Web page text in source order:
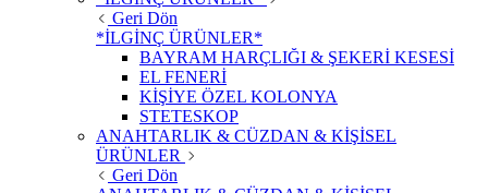
Geri Dön
*İLGİNÇ ÜRÜNLER*
BAYRAM HARÇLIĞI & ŞEKERİ KESESİ
EL FENERİ
KİŞİYE ÖZEL KOLONYA
STETESKOP
ANAHTARLIK & CÜZDAN & KİŞİSEL
ÜRÜNLER
Geri Dön